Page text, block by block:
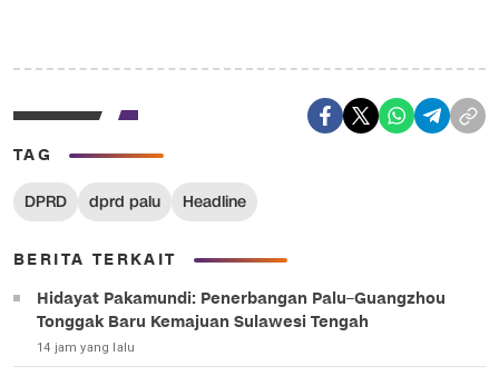
TAG
DPRD dprd palu Headline
BERITA TERKAIT
Hidayat Pakamundi: Penerbangan Palu–Guangzhou
Tonggak Baru Kemajuan Sulawesi Tengah
14 jam yang lalu